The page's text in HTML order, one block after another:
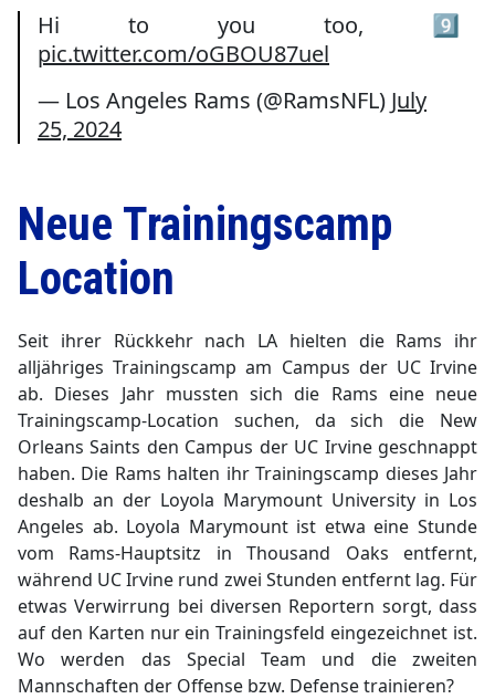
Hi to you too, 9️⃣
pic.twitter.com/oGBOU87uel
— Los Angeles Rams (@RamsNFL) July
25, 2024
Neue Trainingscamp
Location
Seit ihrer Rückkehr nach LA hielten die Rams ihr
alljähriges Trainingscamp am Campus der UC Irvine
ab. Dieses Jahr mussten sich die Rams eine neue
Trainingscamp-Location suchen, da sich die New
Orleans Saints den Campus der UC Irvine geschnappt
haben. Die Rams halten ihr Trainingscamp dieses Jahr
deshalb an der Loyola Marymount University in Los
Angeles ab. Loyola Marymount ist etwa eine Stunde
vom Rams-Hauptsitz in Thousand Oaks entfernt,
während UC Irvine rund zwei Stunden entfernt lag. Für
etwas Verwirrung bei diversen Reportern sorgt, dass
auf den Karten nur ein Trainingsfeld eingezeichnet ist.
Wo werden das Special Team und die zweiten
Mannschaften der Offense bzw. Defense trainieren?